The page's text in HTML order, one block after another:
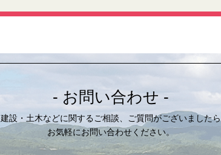
- お問い合わせ -
建設・土木などに関するご相談、ご質問がございましたら
お気軽にお問い合わせください。